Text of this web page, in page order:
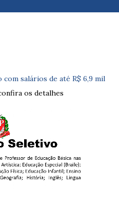
salários de até R$ 6,9 mil
os detalhes